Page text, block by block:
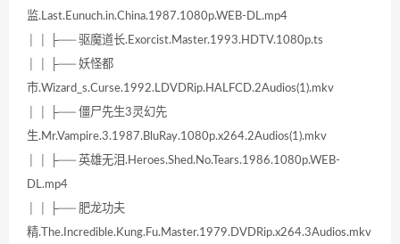
监.Last.Eunuch.in.China.1987.1080p.WEB-DL.mp4
│ │ ├── 驱魔道长.Exorcist.Master.1993.HDTV.1080p.ts
│ │ ├── 妖怪都
市.Wizard_s.Curse.1992.LDVDRip.HALFCD.2Audios(1).mkv
│ │ ├── 僵尸先生3灵幻先
生.Mr.Vampire.3.1987.BluRay.1080p.x264.2Audios(1).mkv
│ │ ├── 英雄无泪.Heroes.Shed.No.Tears.1986.1080p.WEB-
DL.mp4
│ │ ├── 肥龙功夫
精.The.Incredible.Kung.Fu.Master.1979.DVDRip.x264.3Audios.mkv